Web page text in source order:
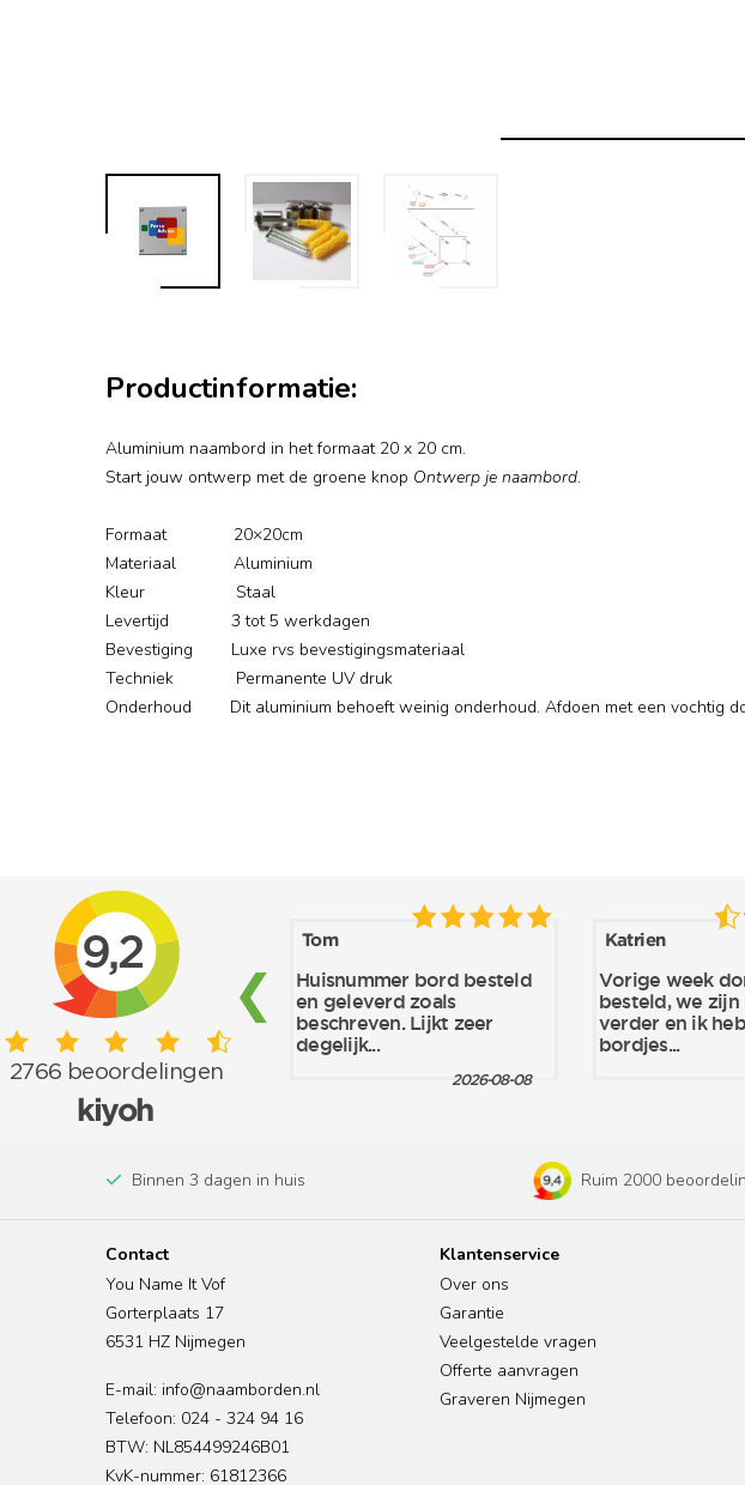
Productinformatie:
Aluminium naambord in het formaat 20 x 20 cm.
Start jouw ontwerp met de groene knop Ontwerp je naambord.
Formaat 20×20cm
Materiaal Aluminium
Kleur Staal
Levertijd 3 tot 5 werkdagen
Bevestiging Luxe rvs bevestigingsmateriaal
Techniek Permanente UV druk
Onderhoud Dit aluminium behoeft weinig onderhoud. Afdoen met een vochtig
Binnen 3 dagen in huis Ruim 2000
Contact
You Name It Vof
Gorterplaats 17
6531 HZ Nijmegen
E-mail: info@naamborden.nl
Telefoon: 024 - 324 94 16
BTW: NL854499246B01
KvK-nummer: 61812366
Klantenservice
Over ons
Garantie
Veelgestelde vragen
Offerte aanvragen
Graveren Nijmegen